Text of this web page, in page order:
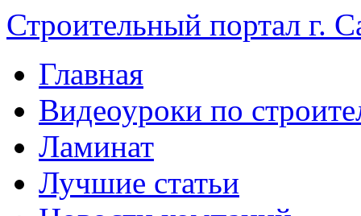
Строительный портал г.
Главная
Видеоуроки по
Ламинат
Лучшие статьи